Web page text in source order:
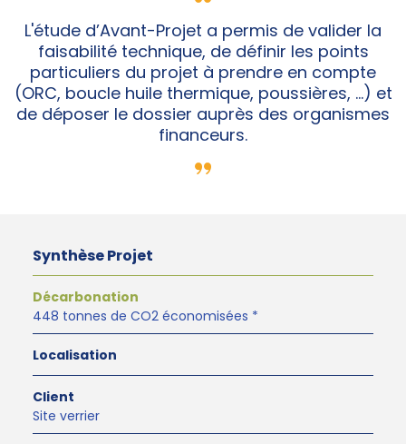
L'étude d’Avant-Projet a permis de valider la
faisabilité technique, de définir les points
particuliers du projet à prendre en compte
(ORC, boucle huile thermique, poussières, …) et
de déposer le dossier auprès des organismes
financeurs.
Synthèse Projet
Décarbonation
448 tonnes de CO2 économisées *
Localisation
Client
Site verrier